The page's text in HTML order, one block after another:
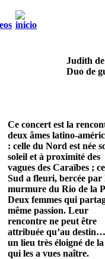
Judith
Duo de
Ce concert est la
deux âmes latino-
: celle du Nord est née
soleil et à proximité des
vagues des Caraïbes ;
Sud a fleuri, bercée par
murmure du Rio de la
Deux femmes qui
même passion. Leur
rencontre ne peut être
attribuée qu’au
un lieu très éloigné de
qui les a vues naître.